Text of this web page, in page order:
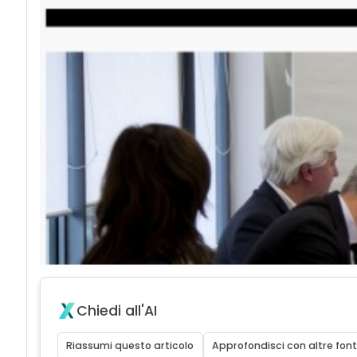
Chiedi all'AI
Riassumi questo articolo Approfondisci con altre